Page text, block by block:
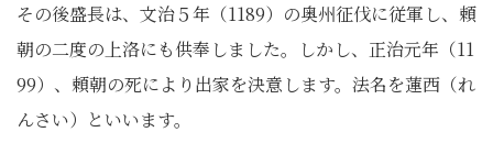
その後盛長は、文治５年（1189）の奥州征伐に従軍し、頼
朝の二度の上洛にも供奉しました。しかし、正治元年（11
99）、頼朝の死により出家を決意します。法名を蓮西（れ
んさい）といいます。